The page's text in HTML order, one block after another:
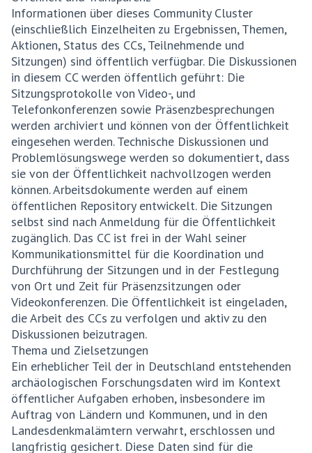
Informationen über dieses Community Cluster
(einschließlich Einzelheiten zu Ergebnissen, Themen,
Aktionen, Status des CCs, Teilnehmende und
Sitzungen) sind öffentlich verfügbar. Die Diskussionen
in diesem CC werden öffentlich geführt: Die
Sitzungsprotokolle von Video-, und
Telefonkonferenzen sowie Präsenzbesprechungen
werden archiviert und können von der Öffentlichkeit
eingesehen werden. Technische Diskussionen und
Problemlösungswege werden so dokumentiert, dass
sie von der Öffentlichkeit nachvollzogen werden
können. Arbeitsdokumente werden auf einem
öffentlichen Repository entwickelt. Die Sitzungen
selbst sind nach Anmeldung für die Öffentlichkeit
zugänglich. Das CC ist frei in der Wahl seiner
Kommunikationsmittel für die Koordination und
Durchführung der Sitzungen und in der Festlegung
von Ort und Zeit für Präsenzsitzungen oder
Videokonferenzen. Die Öffentlichkeit ist eingeladen,
die Arbeit des CCs zu verfolgen und aktiv zu den
Diskussionen beizutragen.
Thema und Zielsetzungen
Ein erheblicher Teil der in Deutschland entstehenden
archäologischen Forschungsdaten wird im Kontext
öffentlicher Aufgaben erhoben, insbesondere im
Auftrag von Ländern und Kommunen, und in den
Landesdenkmalämtern verwahrt, erschlossen und
langfristig gesichert. Diese Daten sind für die